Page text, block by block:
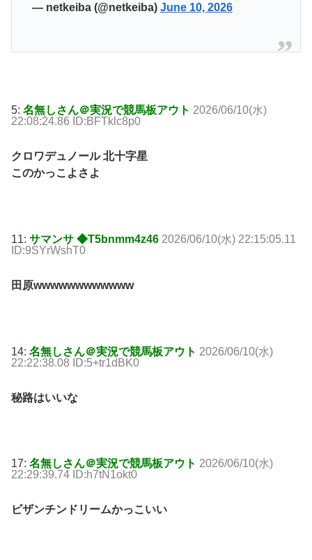
— netkeiba (@netkeiba) June 10, 2026
5: 名無しさん＠実況で競馬板アウト 2026/06/10(水)
22:08:24.86 ID:BFTklc8p0
クロワデュノール 北十字星
このかっこよさよ
11: サマンサ ◆T5bnmm4z46 2026/06/10(水) 22:15:05.11
ID:9SYrWshT0
田原wwwwwwwwwwww
14: 名無しさん＠実況で競馬板アウト 2026/06/10(水)
22:22:38.08 ID:5+tr1dBK0
秘路はいいな
17: 名無しさん＠実況で競馬板アウト 2026/06/10(水)
22:29:39.74 ID:h7tN1okt0
ビザンチンドリームかっこいい